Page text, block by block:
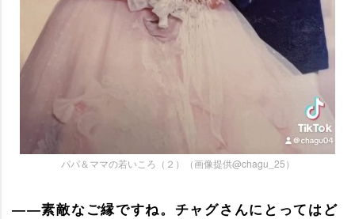
パパ＆ママの若いころ（２）（画像提供@chagu_25）
――素敵なご縁ですね。チャグさんにとってはど